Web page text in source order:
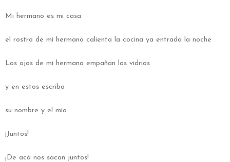
Mi hermano es mi casa
el rostro de mi hermano calienta la cocina ya entrada la noche
Los ojos de mi hermano empañan los vidrios
y en estos escribo
su nombre y el mío
¡Juntos!
¡De acá nos sacan juntos!